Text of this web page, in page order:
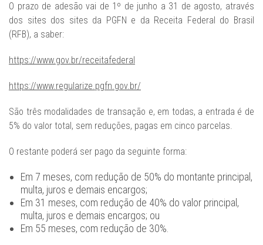
O prazo de adesão vai de 1º de junho a 31 de agosto, através
dos sites dos sites da PGFN e da Receita Federal do Brasil
(RFB), a saber:
https://www.gov.br/receitafederal
https://www.regularize.pgfn.gov.br/
São três modalidades de transação e, em todas, a entrada é de
5% do valor total, sem reduções, pagas em cinco parcelas.
O restante poderá ser pago da seguinte forma:
Em 7 meses, com redução de 50% do montante principal,
multa, juros e demais encargos;
Em 31 meses, com redução de 40% do valor principal,
multa, juros e demais encargos; ou
Em 55 meses, com redução de 30%.